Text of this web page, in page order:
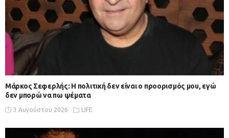
Μάρκος Σεφερλής: Η πολιτική δεν είναι ο προορισμός μου, εγώ
δεν μπορώ να πω ψέματα
3 Αυγούστου 2026 LIFE